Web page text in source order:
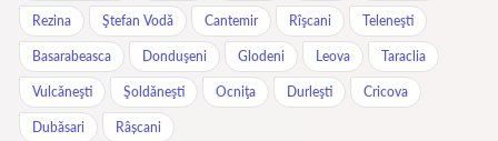
Rezina Ştefan Vodă Cantemir Rîşcani Teleneşti
Basarabeasca Donduşeni Glodeni Leova Taraclia
Vulcăneşti Şoldăneşti Ocniţa Durleşti Cricova
Dubăsari Râșcani